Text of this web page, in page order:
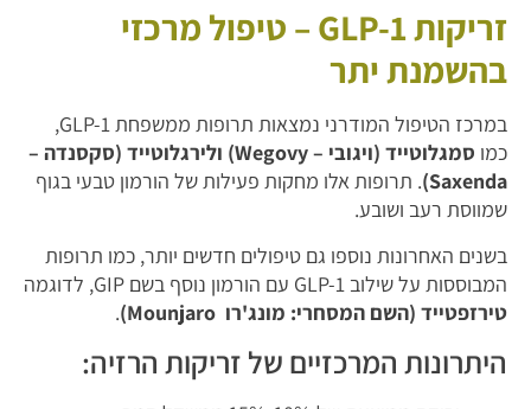
זריקות GLP-1 – טיפול מרכזי
בהשמנת יתר
במרכז הטיפול המודרני נמצאות תרופות ממשפחת GLP-1,
כמו סמגלוטייד (ויגובי – Wegovy)
ולירגלוטייד (סקסנדה –
Saxenda) . תרופות אלו מחקות פעילות של הורמון טבעי בגוף
שמווסת רעב ושובע.
בשנים האחרונות נוספו גם טיפולים חדשים יותר, כמו תרופות
המבוססות על שילוב GLP-1 עם הורמון נוסף בשם GIP, לדוגמה
טירזפטייד (השם המסחרי: מונג'רו Mounjaro)
.
היתרונות המרכזיים של זריקות הרזיה: